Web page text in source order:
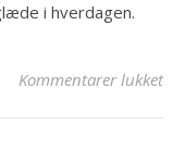
i hverdagen.
Kommentarer lukkettil